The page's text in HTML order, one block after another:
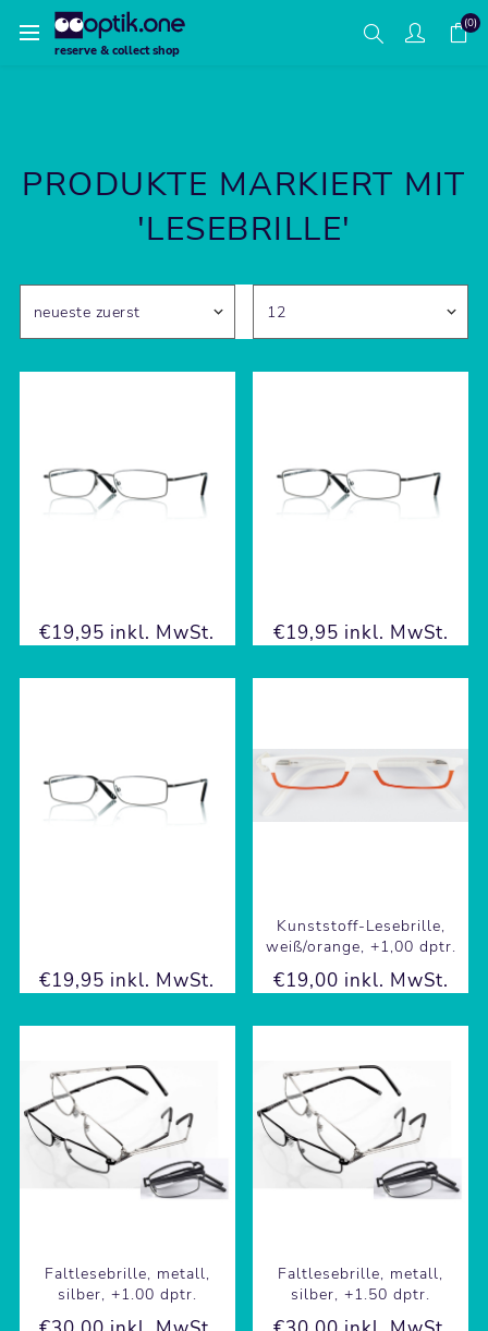
reserve & collect shop
(0)
PRODUKTE MARKIERT MIT
'LESEBRILLE'
€19,95 inkl. MwSt. €19,95 inkl. MwSt.
€19,95 inkl. MwSt.
Kunststoff-Lesebrille,
weiß/orange, +1,00 dptr.
€19,00 inkl. MwSt.
Faltlesebrille, metall,
silber, +1.00 dptr.
Faltlesebrille, metall,
silber, +1.50 dptr.